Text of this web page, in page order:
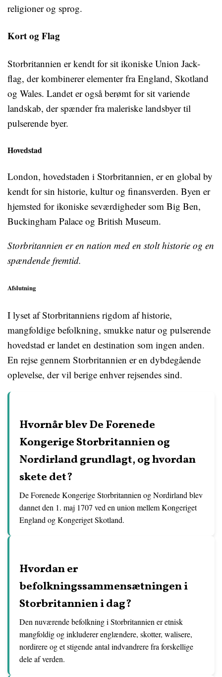
religioner og sprog.
Kort og Flag
Storbritannien er kendt for sit ikoniske Union Jack-
flag, der kombinerer elementer fra England, Skotland
og Wales. Landet er også berømt for sit variende
landskab, der spænder fra maleriske landsbyer til
pulserende byer.
Hovedstad
London, hovedstaden i Storbritannien, er en global by
kendt for sin historie, kultur og finansverden. Byen er
hjemsted for ikoniske seværdigheder som Big Ben,
Buckingham Palace og British Museum.
Storbritannien er en nation med en stolt historie og en
spændende fremtid.
Afslutning
I lyset af Storbritanniens rigdom af historie,
mangfoldige befolkning, smukke natur og pulserende
hovedstad er landet en destination som ingen anden.
En rejse gennem Storbritannien er en dybdegående
oplevelse, der vil berige enhver rejsendes sind.
Hvornår blev De Forenede
Kongerige Storbritannien og
Nordirland grundlagt, og hvordan
skete det?
De Forenede Kongerige Storbritannien og Nordirland blev
dannet den 1. maj 1707 ved en union mellem Kongeriget
England og Kongeriget Skotland.
Hvordan er
befolkningssammensætningen i
Storbritannien i dag?
Den nuværende befolkning i Storbritannien er etnisk
mangfoldig og inkluderer englændere, skotter, walisere,
nordirere og et stigende antal indvandrere fra forskellige
dele af verden.